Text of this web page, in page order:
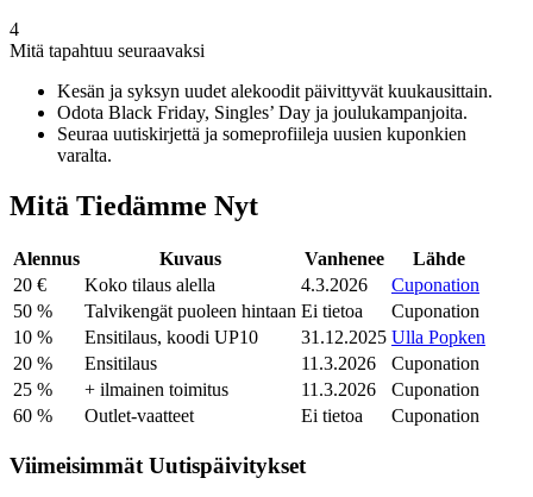
4
Mitä tapahtuu seuraavaksi
Kesän ja syksyn uudet alekoodit päivittyvät kuukausittain.
Odota Black Friday, Singles’ Day ja joulukampanjoita.
Seuraa uutiskirjettä ja someprofiileja uusien kuponkien
varalta.
Mitä Tiedämme Nyt
Alennus Kuvaus Vanhenee
Lähde
20 €
Koko tilaus alella 4.3.2026
Cuponation
50 %
Talvikengät puoleen hintaan Ei tietoa
Cuponation
10 %
Ensitilaus, koodi UP10 31.12.2025 Ulla Popken
20 %
Ensitilaus 11.3.2026
Cuponation
25 %
+ ilmainen toimitus 11.3.2026
Cuponation
60 %
Outlet-vaatteet Ei tietoa Cuponation
Viimeisimmät Uutispäivitykset